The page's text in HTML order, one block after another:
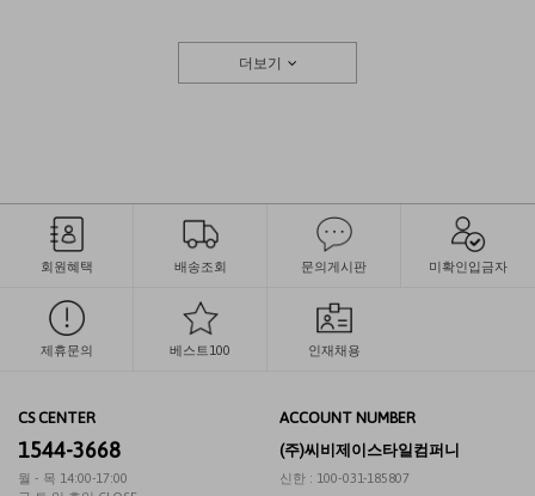
더보기
회원혜택 배송조회 문의게시판 미확인입금자
제휴문의 베스트100 인재채용
CS CENTER
1544-3668
월 - 목 14:00-17:00
ACCOUNT NUMBER
(주)씨비제이스타일컴퍼니
신한 : 100-031-185807